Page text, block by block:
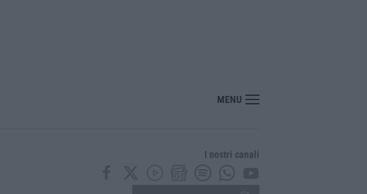
Renzi: «Conte? Sarebbe delittuoso vannaccizzare la coalizione»
MENU
I nostri canali